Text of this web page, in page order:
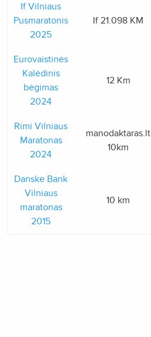
If Vilniaus
Pusmaratonis
2025
If 21.098 KM
Eurovaistinės
Kalėdinis
bėgimas
2024
12 Km
Rimi Vilniaus
Maratonas
2024
manodaktaras.lt
10km
Danske Bank
Vilniaus
maratonas
2015
10 km